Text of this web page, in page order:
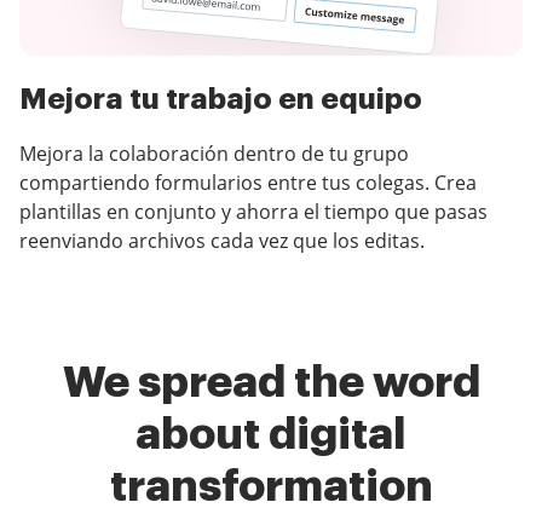
Mejora tu trabajo en equipo
Mejora la colaboración dentro de tu grupo
compartiendo formularios entre tus colegas. Crea
plantillas en conjunto y ahorra el tiempo que pasas
reenviando archivos cada vez que los editas.
We spread the word
about digital
transformation